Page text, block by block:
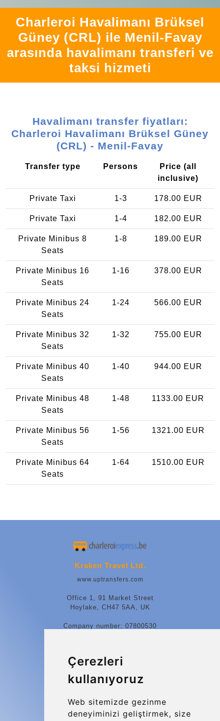
Çerezleri
kullanıyoruz
Web sitemizde gezinme
deneyiminizi geliştirmek, size
Charleroi Havalimanı Brüksel
Güney (CRL) ile Menil-Favay
arasında havalimanı transferi ve
taksi hizmeti
Havalimanı transfer fiyatları:
Charleroi Havalimanı Brüksel Güney
(CRL) - Menil-Favay
Transfer type Persons
Price (all
inclusive)
Private Taxi 1-3 178.00 EUR
Private Taxi 1-4 182.00 EUR
Private Minibus 8
Seats
1-8 189.00 EUR
Private Minibus 16
Seats
1-16 378.00 EUR
Private Minibus 24
Seats
1-24 566.00 EUR
Private Minibus 32
Seats
1-32 755.00 EUR
Private Minibus 40
Seats
1-40 944.00 EUR
Private Minibus 48
Seats
1-48 1133.00 EUR
Private Minibus 56
Seats
1-56 1321.00 EUR
Private Minibus 64
Seats
1-64 1510.00 EUR
Kraken Travel Ltd.
www.uptransfers.com
Office 1, 91 Market Street
Hoylake, CH47 5AA, UK
Company number: 07800530
More
Blog